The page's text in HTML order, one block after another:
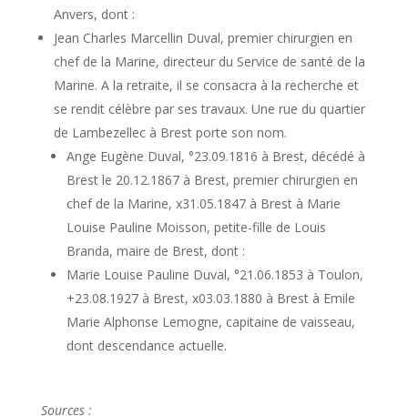
Anvers, dont :
Jean Charles Marcellin Duval, premier chirurgien en
chef de la Marine, directeur du Service de santé de la
Marine. A la retraite, il se consacra à la recherche et
se rendit célèbre par ses travaux. Une rue du quartier
de Lambezellec à Brest porte son nom.
Ange Eugène Duval, °23.09.1816 à Brest, décédé à
Brest le 20.12.1867 à Brest, premier chirurgien en
chef de la Marine, x31.05.1847 à Brest à Marie
Louise Pauline Moisson, petite-fille de Louis
Branda, maire de Brest, dont :
Marie Louise Pauline Duval, °21.06.1853 à Toulon,
+23.08.1927 à Brest, x03.03.1880 à Brest à Emile
Marie Alphonse Lemogne, capitaine de vaisseau,
dont descendance actuelle.
Sources :